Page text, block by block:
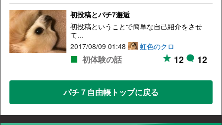
初投稿とパチ7邂逅
初投稿ということで簡単な自己紹介をさせ
て...
2017/08/09 01:48
虹色のクロ
初体験の話 12 12
パチ７自由帳トップに戻る